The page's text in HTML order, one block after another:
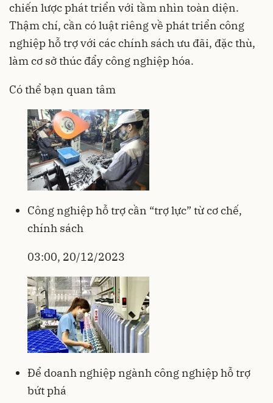
chiến lược phát triển với tầm nhìn toàn diện.
Thậm chí, cần có luật riêng về phát triển công
nghiệp hỗ trợ với các chính sách ưu đãi, đặc thù,
làm cơ sở thúc đẩy công nghiệp hóa.
Có thể bạn quan tâm
Công nghiệp hỗ trợ cần “trợ lực” từ cơ chế,
chính sách
03:00, 20/12/2023
Để doanh nghiệp ngành công nghiệp hỗ trợ
bứt phá